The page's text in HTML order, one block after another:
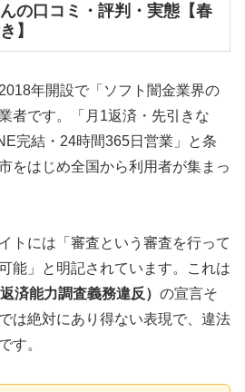
の口コミ・評判・実態【春
】
年開設で「ソフト闇金業界の
者です。「月1返済・先引きな
完結・24時間365日営業」と条
をはじめ全国から利用者が集まっ
トには「審査という審査を行って
能」と明記されています。これは
済能力調査義務違反） の宣言そ
は絶対にあり得ない表現で、違法
す。